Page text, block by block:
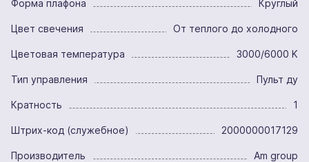
Форма плафона Круглый
Цвет свечения От теплого до холодного
Цветовая температура 3000/6000 K
Тип управления Пульт ду
Кратность 1
Штрих-код (служебное) 2000000017129
Производитель Am group